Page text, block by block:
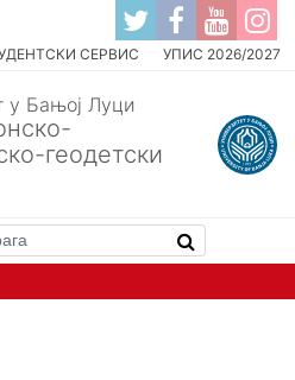
СЕРВИС УПИС 2026/2027
у Бањој Луци
геодетски